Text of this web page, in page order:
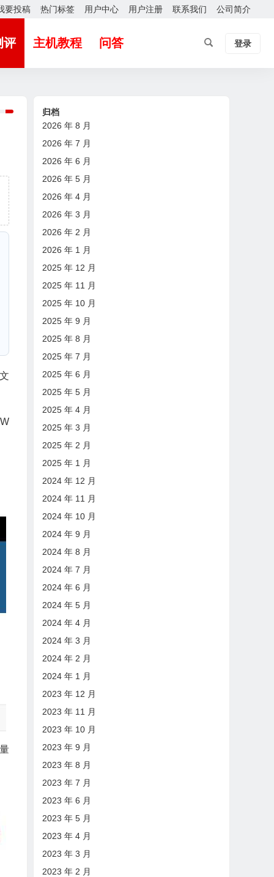
要投稿 热门标签 用户中心 用户注册 联系我们 公司简介
评 主机教程 问答 登录
归档
2026 年 8 月
2026 年 7 月
2026 年 6 月
2026 年 5 月
2026 年 4 月
2026 年 3 月
2026 年 2 月
2026 年 1 月
2025 年 12 月
2025 年 11 月
2025 年 10 月
2025 年 9 月
2025 年 8 月
2025 年 7 月
2025 年 6 月
2025 年 5 月
2025 年 4 月
2025 年 3 月
2025 年 2 月
2025 年 1 月
2024 年 12 月
2024 年 11 月
2024 年 10 月
2024 年 9 月
2024 年 8 月
2024 年 7 月
2024 年 6 月
2024 年 5 月
2024 年 4 月
2024 年 3 月
2024 年 2 月
2024 年 1 月
2023 年 12 月
2023 年 11 月
2023 年 10 月
2023 年 9 月
2023 年 8 月
2023 年 7 月
2023 年 6 月
2023 年 5 月
2023 年 4 月
2023 年 3 月
2023 年 2 月